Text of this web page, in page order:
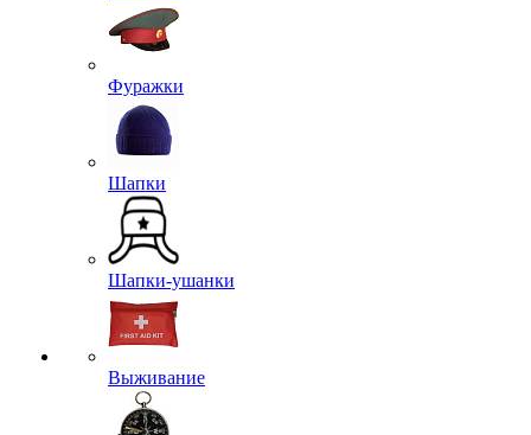
Фуражки
Шапки
Шапки-ушанки
Выживание